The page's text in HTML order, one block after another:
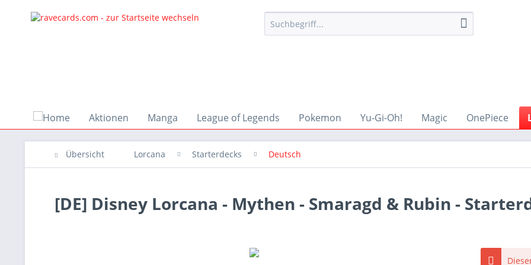
Aktionen Manga League of Legends Pokemon Yu-Gi-Oh! Magic OnePiece
Übersicht Lorcana Starterdecks Deutsch
[DE] Disney Lorcana - Mythen - Smaragd & Rubin -